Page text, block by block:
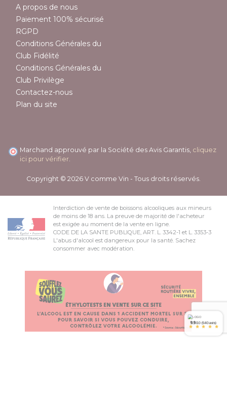
A propos de nous
Paiement 100% sécurisé
RGPD
Conditions Générales du
Club Fidélité
Conditions Générales du
Club Privilège
Contactez-nous
Plan du site
Marchand approuvé par la Société des Avis Garantis, cliquez
ici pour vérifier
Copyright © 2026 V comme Vin - Tous droits réservés.
Interdiction de vente de boissons alcooliques aux mineurs
de moins de 18 ans. La preuve de majorité de l'acheteur
est exigée au moment de la vente en ligne.
CODE DE LA SANTE PUBLIQUE, ART. L. 3342-1 et L. 3353-3
L'abus d'alcool est dangereux pour la santé. Sachez
consommer avec modération.
9.9/10 (540 avis)
* * * * *